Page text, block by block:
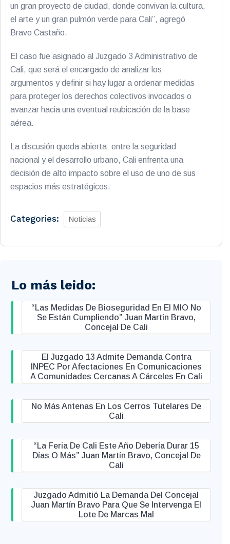
un gran proyecto de ciudad, donde convivan la cultura,
el arte y un gran pulmón verde para Cali”, agregó
Bravo Castaño.
El caso fue asignado al Juzgado 3 Administrativo de
Cali, que será el encargado de analizar los
argumentos y definir si hay lugar a ordenar medidas
para proteger los derechos colectivos invocados o
avanzar hacia una eventual reubicación de la base
aérea.
La discusión queda abierta: entre la seguridad
nacional y el desarrollo urbano, Cali enfrenta una
decisión de alto impacto sobre el uso de uno de sus
espacios más estratégicos.
Categories: Noticias
Lo más leido:
“Las Medidas De Bioseguridad En El MIO No
Se Están Cumpliendo” Juan Martín Bravo,
Concejal De Cali
El Juzgado 13 Admite Demanda Contra
INPEC Por Afectaciones En Comunicaciones
A Comunidades Cercanas A Cárceles En Cali
No Más Antenas En Los Cerros Tutelares De
Cali
“La Feria De Cali Este Año Debería Durar 15
Días O Más” Juan Martín Bravo, Concejal De
Cali
Juzgado Admitió La Demanda Del Concejal
Juan Martín Bravo Para Que Se Intervenga El
Lote De Marcas Mal